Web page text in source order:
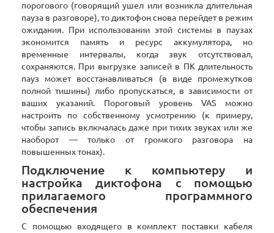
порогового (говорящий ушел или возникла длительная
пауза в разговоре), то диктофон снова перейдет в режим
ожидания. При использовании этой системы в паузах
экономится память и ресурс аккумулятора, но
временные интервалы, когда звук отсутствовал,
сохраняются. При выгрузке записей в ПК длительность
пауз может восстанавливаться (в виде промежутков
полной тишины) либо пропускаться, в зависимости от
ваших указаний. Пороговый уровень VAS можно
настроить по собственному усмотрению (к примеру,
чтобы запись включалась даже при тихих звуках или же
наоборот — только от громкого разговора на
повышенных тонах).
Подключение к компьютеру и
настройка диктофона с помощью
прилагаемого программного
обеспечения
С помощью входящего в комплект поставки кабеля